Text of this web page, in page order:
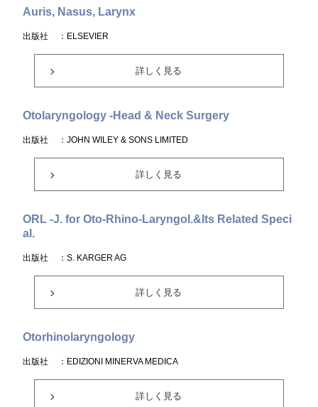
Auris, Nasus, Larynx
出版社 ：ELSEVIER
詳しく見る
Otolaryngology -Head & Neck Surgery
出版社 ：JOHN WILEY & SONS LIMITED
詳しく見る
ORL -J. for Oto-Rhino-Laryngol.&Its Related Speci
al.
出版社 ：S. KARGER AG
詳しく見る
Otorhinolaryngology
出版社 ：EDIZIONI MINERVA MEDICA
詳しく見る